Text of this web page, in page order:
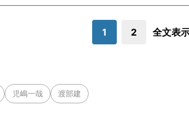
1 2 全文表
児嶋一哉 渡部建